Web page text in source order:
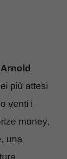
Arnold
più attesi
venti i
money,
una